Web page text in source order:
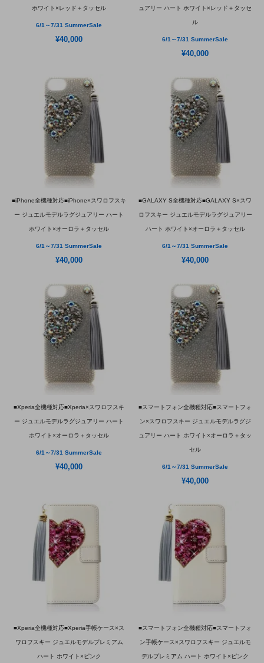
ホワイト×レッド＋タッセル
6/1～7/31 SummerSale
¥40,000
ュアリー ハート ホワイト×レッド＋タッセ
ル
6/1～7/31 SummerSale
¥40,000
■iPhone全機種対応■iPhone×スワロフスキ
ー ジュエルモデルラグジュアリー ハート
ホワイト×オーロラ＋タッセル
6/1～7/31 SummerSale
¥40,000
■GALAXY S全機種対応■GALAXY S×スワ
ロフスキー ジュエルモデルラグジュアリー
ハート ホワイト×オーロラ＋タッセル
6/1～7/31 SummerSale
¥40,000
■Xperia全機種対応■Xperia×スワロフスキ
ー ジュエルモデルラグジュアリー ハート
ホワイト×オーロラ＋タッセル
6/1～7/31 SummerSale
¥40,000
■スマートフォン全機種対応■スマートフォ
ン×スワロフスキー ジュエルモデルラグジ
ュアリー ハート ホワイト×オーロラ＋タッ
セル
6/1～7/31 SummerSale
¥40,000
■Xperia全機種対応■Xperia手帳ケース×ス
ワロフスキー ジュエルモデルプレミアム
ハート ホワイト×ピンク
■スマートフォン全機種対応■スマートフォ
ン手帳ケース×スワロフスキー ジュエルモ
デルプレミアム ハート ホワイト×ピンク